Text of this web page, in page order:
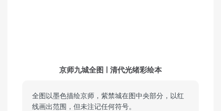
京师九城全图 | 清代光绪彩绘本
全图以墨色描绘京师，紫禁城在图中央部分，以红
线画出范围，但未注记任何符号。